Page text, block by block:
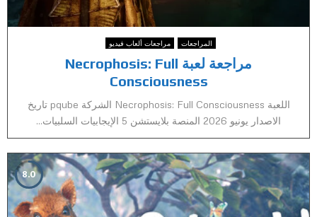
المراجعات مراجعات ألعاب فيديو
مراجعة لعبة Necrophosis: Full
Consciousness
اللعبة Necrophosis: Full Consciousness الشركة pqube تاريخ
الاصدار يونيو 2026 المنصة بلايستشن 5 الإيجابيات السلبيات...
8.0